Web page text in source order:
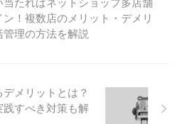
を知りたい方。 多店舗展開の基
礎知識とメリット 多店舗展開と
は インターネット上に複数のネ
売上アップ。 複数店舗展開によ
るリスクヘッジ。 自社サイト誘
導 ...
当たればネットショップ多店舗
ン！複数店のメリット・デメリ
管理の方法を解説
メリットとは？
すべき対策も解